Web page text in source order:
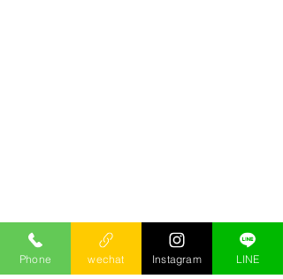
Phone wechat Instagram LINE